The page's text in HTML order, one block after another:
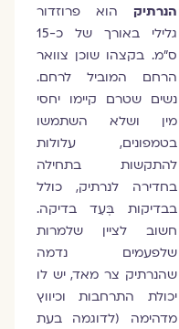
הנרתיק
הוא פרוזדור
גלילי באורך של כ-15
ס”מ. בקצהו שוכן צוואר
הרחם המוביל לרחם.
נשים שטרם קיימו יחסי
מין ושלא השתמשו
בטמפונים, עלולות
להתקשות בתחילה
בחדירה לנרתיק, כולל
בבדיקות בְּעֵד בדיקה.
חשוב לציין שלמרות
שלפעמים נדמה
שהנרתיק צר מאד, יש לו
יכולת התרחבות וכיווץ
מדהימה (לדוגמה בעת